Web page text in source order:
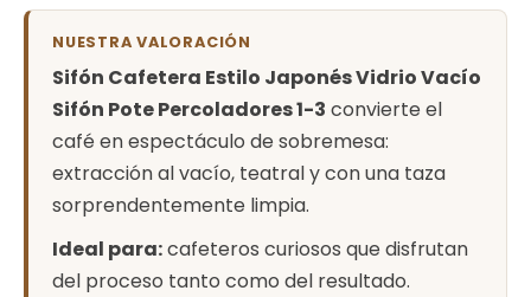
NUESTRA VALORACIÓN
Sifón Cafetera Estilo Japonés Vidrio Vacío
Sifón Pote Percoladores 1-3 convierte el
café en espectáculo de sobremesa:
extracción al vacío, teatral y con una taza
sorprendentemente limpia.
Ideal para:cafeteros curiosos que disfrutan
del proceso tanto como del resultado.